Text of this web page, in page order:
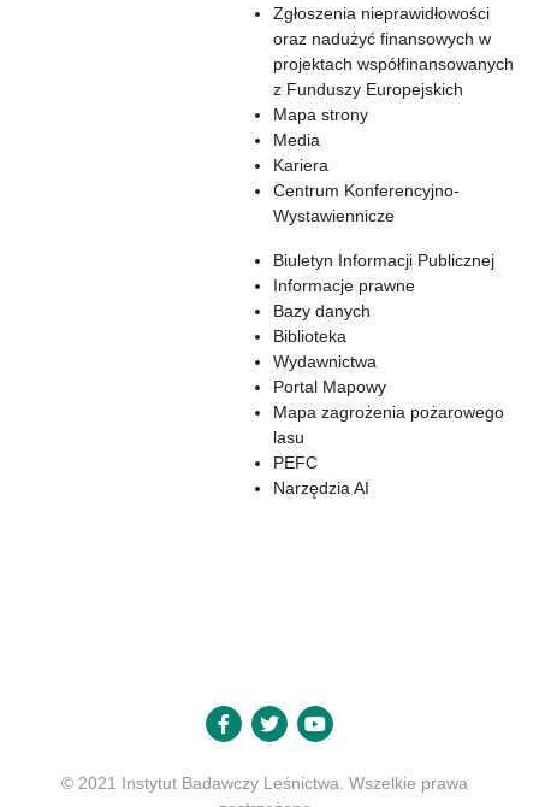
Zgłoszenia nieprawidłowości
oraz nadużyć finansowych w
projektach współfinansowanych
z Funduszy Europejskich
Mapa strony
Media
Kariera
Centrum Konferencyjno-
Wystawiennicze
Biuletyn Informacji Publicznej
Informacje prawne
Bazy danych
Biblioteka
Wydawnictwa
Portal Mapowy
Mapa zagrożenia pożarowego
lasu
PEFC
Narzędzia AI
© 2021 Instytut Badawczy Leśnictwa. Wszelkie prawa